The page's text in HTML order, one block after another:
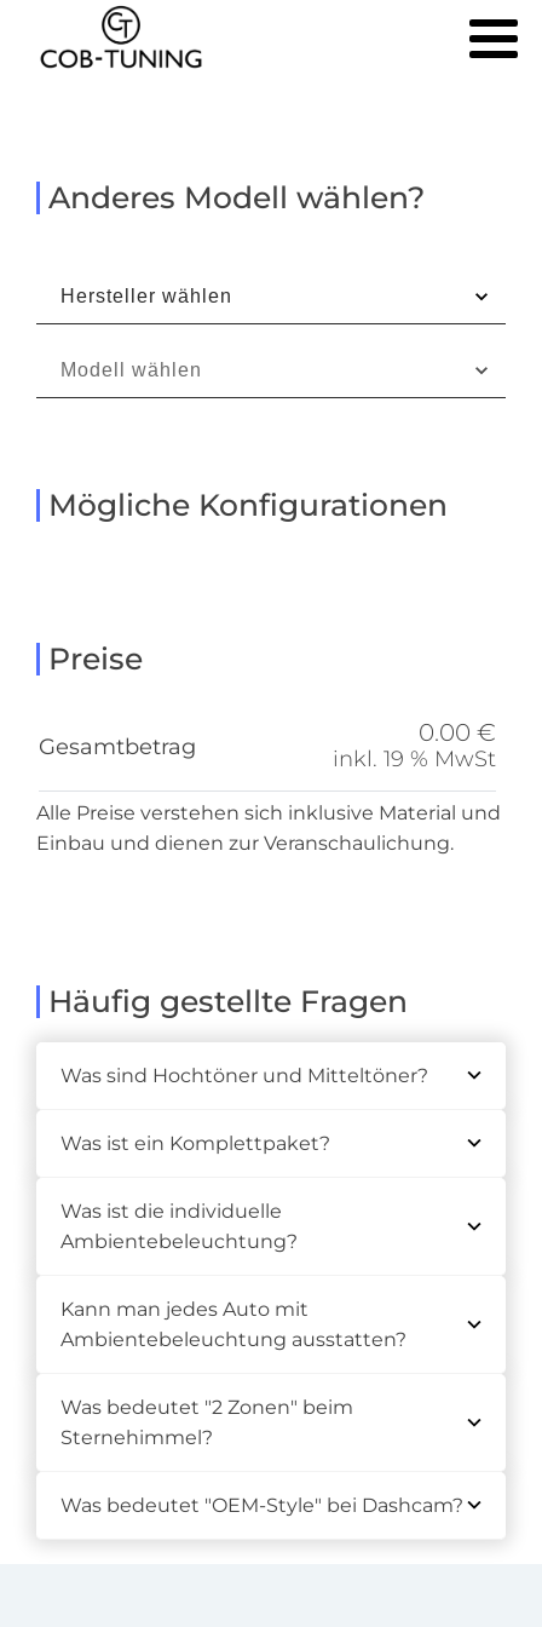
Anderes Modell wählen?
Mögliche Konfigurationen
Preise
Gesamtbetrag 0.00 €
inkl. 19 % MwSt
Alle Preise verstehen sich inklusive Material und
Einbau und dienen zur Veranschaulichung.
Häufig gestellte Fragen
Was sind Hochtöner und Mitteltöner?
Was ist ein Komplettpaket?
Was ist die individuelle
Ambientebeleuchtung?
Kann man jedes Auto mit
Ambientebeleuchtung ausstatten?
Was bedeutet "2 Zonen" beim
Sternehimmel?
Was bedeutet "OEM-Style" bei Dashcam?